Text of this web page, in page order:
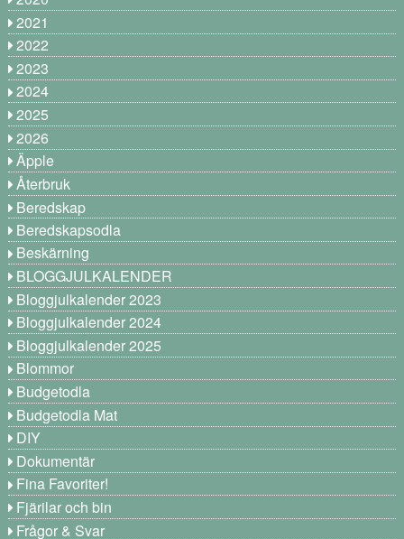
2021
2022
2023
2024
2025
2026
Äpple
Återbruk
Beredskap
Beredskapsodla
Beskärning
BLOGGJULKALENDER
Bloggjulkalender 2023
Bloggjulkalender 2024
Bloggjulkalender 2025
Blommor
Budgetodla
Budgetodla Mat
DIY
Dokumentär
Fina Favoriter!
Fjärilar och bin
Frågor & Svar